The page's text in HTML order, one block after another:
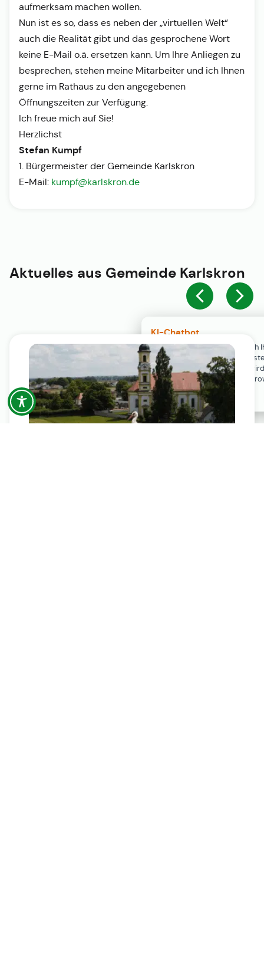
KI-Chatbot
Der KI-Chatbot steht erst nach
Einwilligung in den Cookie-
Verfügung. Der Chat-Verlauf
ausschließlich lokal in Ihrem
gespeichert.
aufmerksam machen wollen.
Nun ist es so, dass es neben der „virtuellen Welt“
auch die Realität gibt und das gesprochene Wort
keine E-Mail o.ä. ersetzen kann. Um Ihre Anliegen zu
besprechen, stehen meine Mitarbeiter und ich Ihnen
gerne im Rathaus zu den angegebenen
Öffnungszeiten zur Verfügung.
Ich freue mich auf Sie!
Herzlichst
Stefan Kumpf
1. Bürgermeister der Gemeinde Karlskron
E-Mail: kumpf@karlskron.de
Aktuelles aus Gemeinde Karlskron